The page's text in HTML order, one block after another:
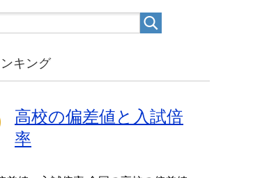
キング
高校の偏差値と入試倍
率